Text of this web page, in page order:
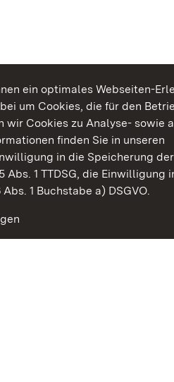
ein optimales Webseiten-
um Cookies, die für den
Cookies zu Analyse- sowie
finden Sie in unseren
in die Speicherung
1 TTDSG, die Einwilligung
1 Buchstabe a) DSGVO.